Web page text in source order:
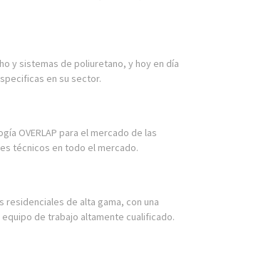
y sistemas de poliuretano, y hoy en día
en su sector.
OVERLAP para el mercado de las
técnicos en todo el mercado.
de alta gama, con una
equipo de trabajo altamente cualificado.